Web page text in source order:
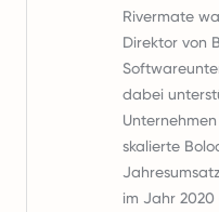
Rivermate
Direktor von
dabei
skalierte
im Jahr